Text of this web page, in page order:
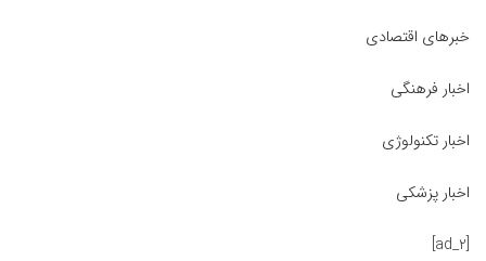
خبرهای اقتصادی
اخبار فرهنگی
اخبار تکنولوژی
اخبار پزشکی
[ad_2]